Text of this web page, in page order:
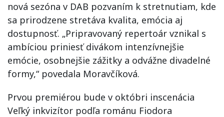
nová sezóna v DAB pozvaním k stretnutiam, kde
sa prirodzene stretáva kvalita, emócia aj
dostupnosť. „Pripravovaný repertoár vznikal s
ambíciou priniesť divákom intenzívnejšie
emócie, osobnejšie zážitky a odvážne divadelné
formy,“ povedala Moravčíková.
Prvou premiérou bude v októbri inscenácia
Veľký inkvizítor podľa románu Fiodora